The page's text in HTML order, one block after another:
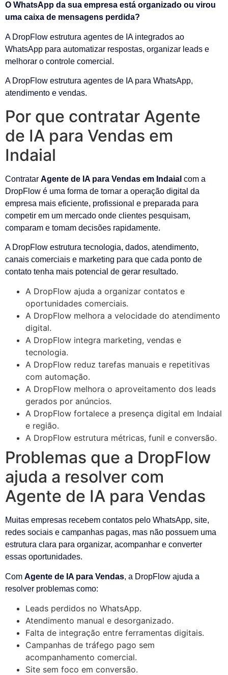
O WhatsApp da sua empresa está organizado ou virou
uma caixa de mensagens perdida?
A DropFlow estrutura agentes de IA integrados ao
WhatsApp para automatizar respostas, organizar leads e
melhorar o controle comercial.
A DropFlow estrutura agentes de IA para WhatsApp,
atendimento e vendas.
Por que contratar Agente
de IA para Vendas em
Indaial
Contratar Agente de IA para Vendas em Indaial com a
DropFlow é uma forma de tornar a operação digital da
empresa mais eficiente, profissional e preparada para
competir em um mercado onde clientes pesquisam,
comparam e tomam decisões rapidamente.
A DropFlow estrutura tecnologia, dados, atendimento,
canais comerciais e marketing para que cada ponto de
contato tenha mais potencial de gerar resultado.
A DropFlow ajuda a organizar contatos e
oportunidades comerciais.
A DropFlow melhora a velocidade do atendimento
digital.
A DropFlow integra marketing, vendas e
tecnologia.
A DropFlow reduz tarefas manuais e repetitivas
com automação.
A DropFlow melhora o aproveitamento dos leads
gerados por anúncios.
A DropFlow fortalece a presença digital em Indaial
e região.
A DropFlow estrutura métricas, funil e conversão.
Problemas que a DropFlow
ajuda a resolver com
Agente de IA para Vendas
Muitas empresas recebem contatos pelo WhatsApp, site,
redes sociais e campanhas pagas, mas não possuem uma
estrutura clara para organizar, acompanhar e converter
essas oportunidades.
Com Agente de IA para Vendas, a DropFlow ajuda a
resolver problemas como:
Leads perdidos no WhatsApp.
Atendimento manual e desorganizado.
Falta de integração entre ferramentas digitais.
Campanhas de tráfego pago sem
acompanhamento comercial.
Site sem foco em conversão.